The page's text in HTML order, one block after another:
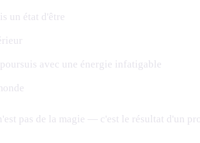
un état d'être
avec une énergie infatigable
pas de la magie — c'est le résultat d'un